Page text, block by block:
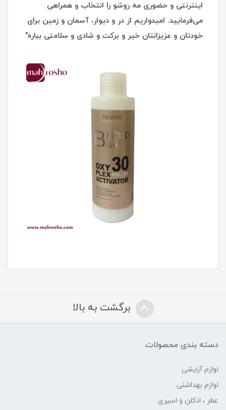
اینترنتی و حضوری مه روشو را انتخاب و همراهی
می‌فرمایید. امیدواریم از در و دیوار، آسمان و زمین برای
خودتان و عزیزانتان خیر و برکت و شادی و سلامتی بباره"
برگشت به بالا
دسته بندی محصولات
لوازم آرایشی
لوازم بهداشتی
عطر ، ادکلن و اسپری